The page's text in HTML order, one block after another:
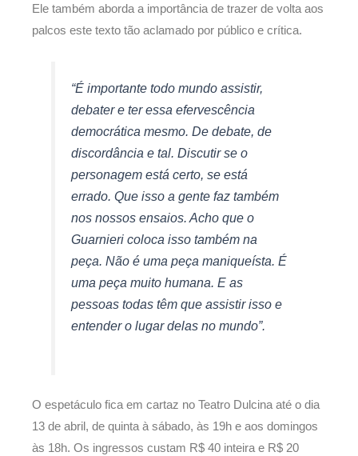
Ele também aborda a importância de trazer de volta aos
palcos este texto tão aclamado por público e crítica.
“É importante todo mundo assistir,
debater e ter essa efervescência
democrática mesmo. De debate, de
discordância e tal. Discutir se o
personagem está certo, se está
errado. Que isso a gente faz também
nos nossos ensaios. Acho que o
Guarnieri coloca isso também na
peça. Não é uma peça maniqueísta. É
uma peça muito humana. E as
pessoas todas têm que assistir isso e
entender o lugar delas no mundo”.
O espetáculo fica em cartaz no Teatro Dulcina até o dia
13 de abril, de quinta à sábado, às 19h e aos domingos
às 18h. Os ingressos custam R$ 40 inteira e R$ 20